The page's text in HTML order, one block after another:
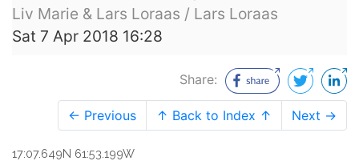
Liv Marie & Lars Loraas / Lars Loraas
Sat 7 Apr 2018 16:28
Share:
← Previous ↑ Back to Index ↑ Next →
17:07.649N 61:53.199W